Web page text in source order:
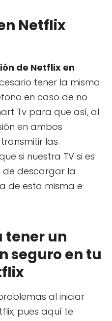
Netflix
de Netflix en
tener la misma
en caso de no
Tv para que así, al
en ambos
las
si nuestra TV si es
de descargar la
de esta misma e
tener un
seguro en tu
al iniciar
pues aquí te